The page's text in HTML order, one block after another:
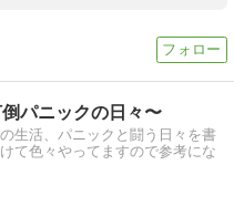
パニックの日々〜
生活、パニックと闘う日々を書
て色々やってますので参考にな